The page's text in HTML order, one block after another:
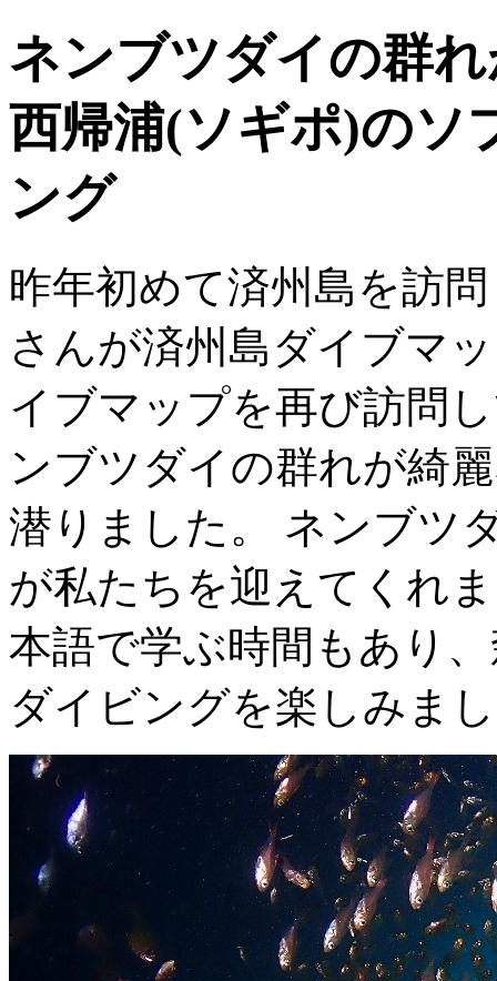
ネンブツダイの群
西帰浦(ソギポ)のソ
ング
昨年初めて済州島を訪
さんが済州島ダイブマ
イブマップを再び訪問
ンブツダイの群れが綺
潜りました。 ネンブツ
が私たちを迎えてくれ
本語で学ぶ時間もあり
ダイビングを楽しみま